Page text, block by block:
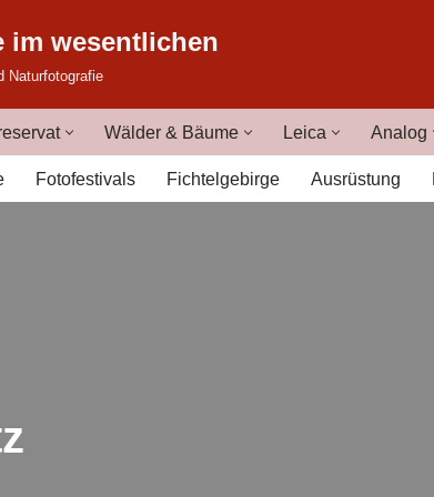
im wesentlichen
Naturfotografie
Wälder & Bäume Leica Analog
Fotofestivals Fichtelgebirge Ausrüstung